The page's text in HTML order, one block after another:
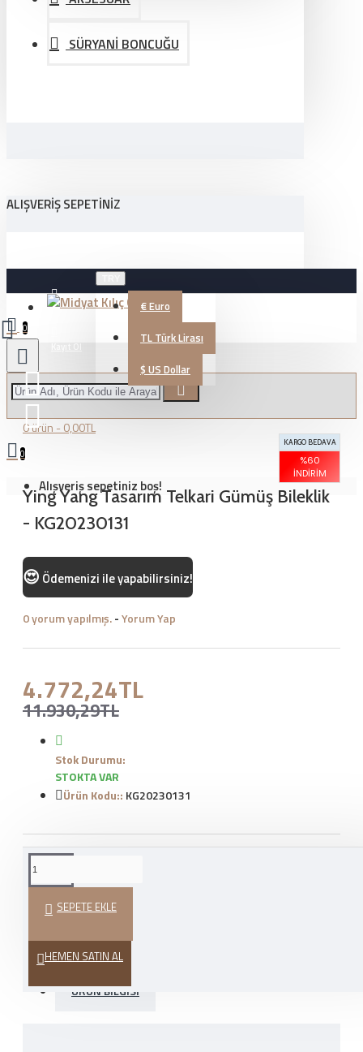
SÜRYANİ BONCUĞU
ALIŞVERIŞ SEPETINIZ
Üye Girişi €Euro
TL Türk Lirası
$ US Dollar
0
0 ürün - 0,00TL
0
Alışveriş sepetiniz boş!
KARGO BEDAVA
%60
İNDIRIM
Ying Yang Tasarım Telkari Gümüş Bileklik
- KG20230131
😍 Ödemenizi ile yapabilirsiniz!
0 yorum yapılmış.-Yorum Yap
4.772,24TL
11.930,29TL
Stok Durumu:
STOKTA VAR
Ürün Kodu:: KG20230131
SEPETE EKLE
HEMEN SATIN AL
VER
HEDIYE PAKETI
ÜRÜN BILGISI